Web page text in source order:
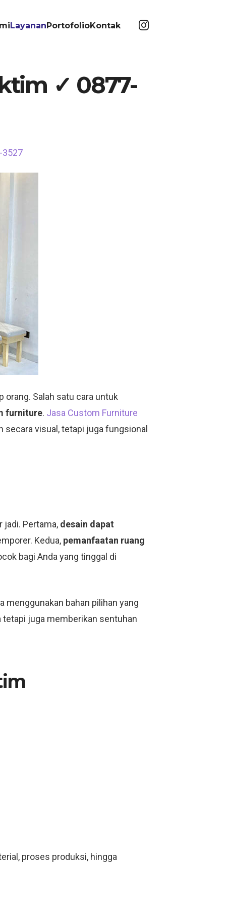
LayananPortofolioKontak
✓ 0877-
3527
Salah satu cara untuk
furniture. Jasa Custom Furniture
visual, tetapi juga fungsional
Pertama, desain dapat
Kedua, pemanfaatan ruang
bagi Anda yang tinggal di
menggunakan bahan pilihan yang
tetapi juga memberikan sentuhan
proses produksi, hingga